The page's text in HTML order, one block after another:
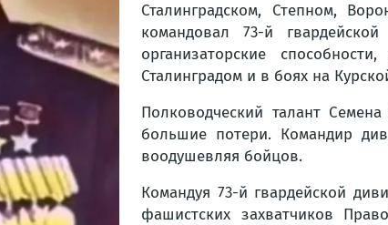
Сталинградском, Степном,
командовал 73-й
организаторские
Сталинградом и в боях на
Полководческий талант
большие потери. Командир
воодушевляя бойцов.
Командуя 73-й гвардейской
фашистских захватчиков